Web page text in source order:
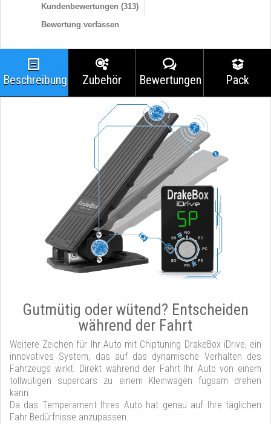
Kundenbewertungen (313)
Bewertung verfassen
Beschreibung Zubehör Bewertungen Pack
Gutmütig oder wütend? Entscheiden
während der Fahrt
Weitere Zeichen für Ihr Auto mit Chiptuning DrakeBox iDrive, ein
innovatives System, das auf das dynamische Verhalten des
Fahrzeugs wirkt. Direkt während der Fahrt Ihr Auto von einem
tollwütigen supercars zu einem Kleinwagen fügsam drehen
kann.
Da das Temperament Ihres Auto hat genau auf Ihre täglichen
Fahr Bedürfnisse anzupassen.